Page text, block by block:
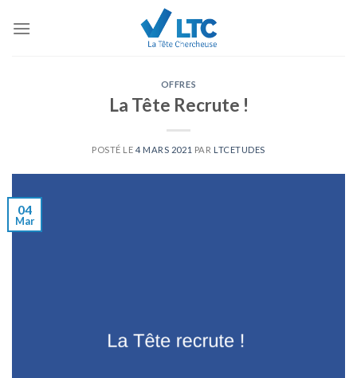
OFFRES
La Tête Recrute !
POSTÉ LE 4 MARS 2021 PAR LTCETUDES
04
Mar